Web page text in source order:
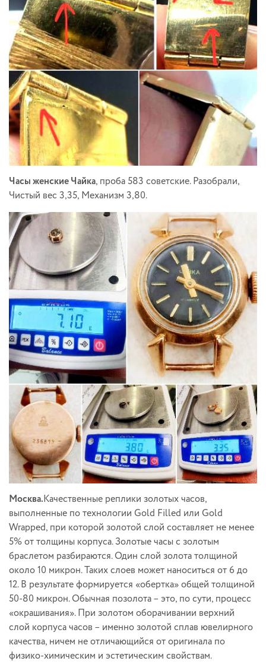
Часы женские Чайка, проба 583 советские. Разобрали,
Чистый вес 3,35, Механизм 3,80.
Москва.Качественные реплики золотых часов,
выполненные по технологии Gold Filled или Gold
Wrapped, при которой золотой слой составляет не менее
5% от толщины корпуса. Золотые часы с золотым
браслетом разбираются. Один слой золота толщиной
около 10 микрон. Таких слоев может наноситься от 6 до
12. В результате формируется «обертка» общей толщиной
50-80 микрон. Обычная позолота – это, по сути, процесс
«окрашивания». При золотом оборачивании верхний
слой корпуса часов – именно золотой сплав ювелирного
качества, ничем не отличающийся от оригинала по
физико-химическим и эстетическим свойствам.